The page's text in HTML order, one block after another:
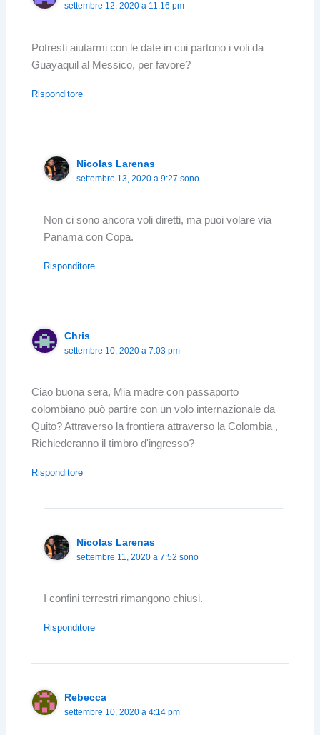
settembre 12, 2020 a 11:16 pm
Potresti aiutarmi con le date in cui partono i voli da
Guayaquil al Messico, per favore?
Risponditore
Nicolas Larenas
settembre 13, 2020 a 9:27 sono
Non ci sono ancora voli diretti, ma puoi volare via
Panama con Copa.
Risponditore
Chris
settembre 10, 2020 a 7:03 pm
Ciao buona sera, Mia madre con passaporto
colombiano può partire con un volo internazionale da
Quito? Attraverso la frontiera attraverso la Colombia ,
Richiederanno il timbro d'ingresso?
Risponditore
Nicolas Larenas
settembre 11, 2020 a 7:52 sono
I confini terrestri rimangono chiusi.
Risponditore
Rebecca
settembre 10, 2020 a 4:14 pm